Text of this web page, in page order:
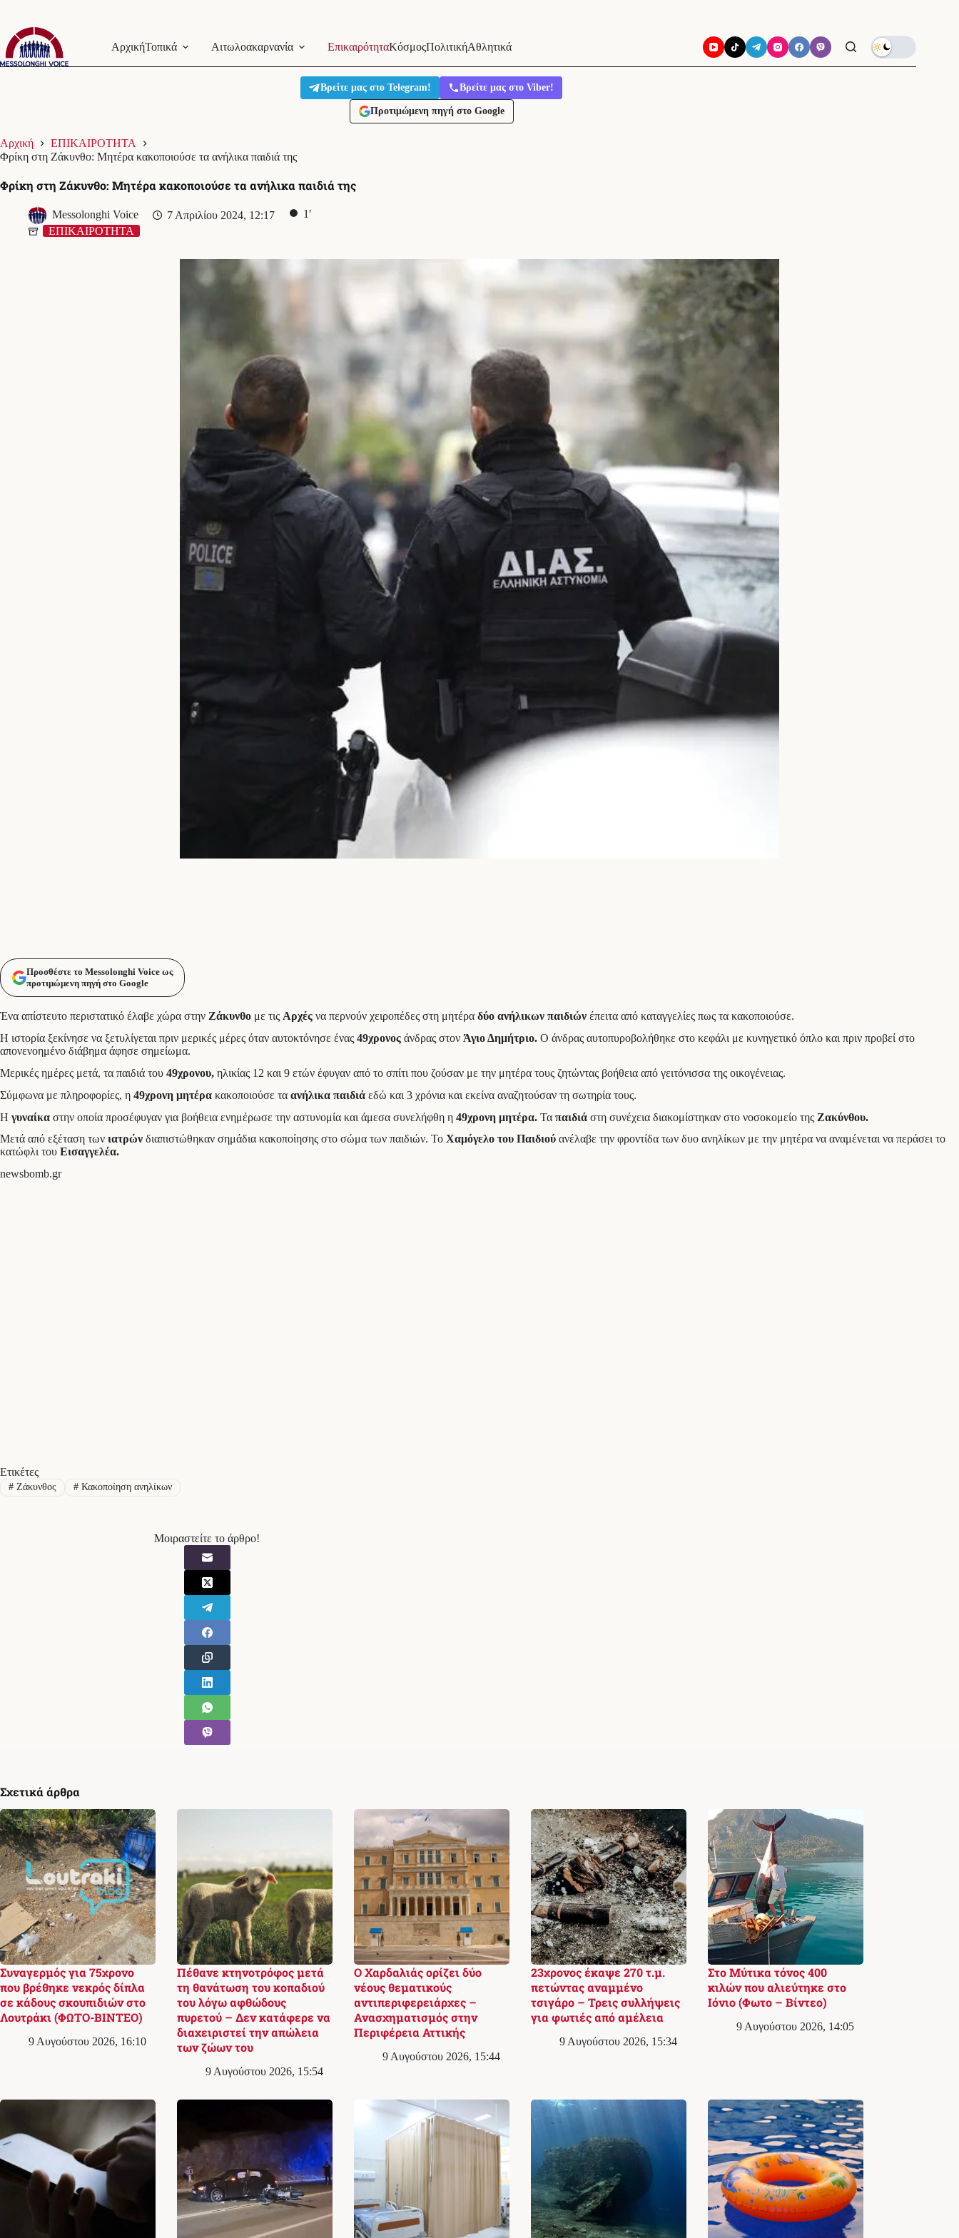
Μετάβαση
στο
περιεχόμενο
ΑρχικήΤοπικά Αιτωλοακαρνανία ΕπικαιρότηταΚόσμοςΠολιτικήΑθλητικά
Βρείτε μας στο Telegram! Βρείτε μας στο Viber!
Προτιμώμενη πηγή στο Google
Αρχική
ΕΠΙΚΑΙΡΟΤΗΤΑ
Φρίκη στη Ζάκυνθο: Μητέρα κακοποιούσε τα ανήλικα παιδιά της
Φρίκη στη Ζάκυνθο: Μητέρα κακοποιούσε τα ανήλικα παιδιά της
Messolonghi Voice 7 Απριλίου 2024, 12:17
1′
ΕΠΙΚΑΙΡΟΤΗΤΑ
Προσθέστε το Messolonghi Voice ως
προτιμώμενη πηγή στο Google
Ένα απίστευτο περιστατικό έλαβε χώρα στην Ζάκυνθο με τις Αρχές να περνούν χειροπέδες στη μητέρα δύο ανήλικων παιδιών έπειτα από καταγγελίες πως τα κακοποιούσε.
Η ιστορία ξεκίνησε να ξετυλίγεται πριν μερικές μέρες όταν αυτοκτόνησε ένας 49χρονος άνδρας στον Άγιο Δημήτριο. Ο άνδρας αυτοπυροβολήθηκε στο κεφάλι με κυνηγετικό όπλο και πριν προβεί στο
απονενοημένο διάβημα άφησε σημείωμα.
Μερικές ημέρες μετά, τα παιδιά του 49χρονου, ηλικίας 12 και 9 ετών έφυγαν από το σπίτι που ζούσαν με την μητέρα τους ζητώντας βοήθεια από γειτόνισσα της οικογένειας.
Σύμφωνα με πληροφορίες, η 49χρονη μητέρα κακοποιούσε τα ανήλικα παιδιά εδώ και 3 χρόνια και εκείνα αναζητούσαν τη σωτηρία τους.
Η γυναίκα στην οποία προσέφυγαν για βοήθεια ενημέρωσε την αστυνομία και άμεσα συνελήφθη η 49χρονη μητέρα. Τα παιδιά στη συνέχεια διακομίστηκαν στο νοσοκομείο της Ζακύνθου.
Μετά από εξέταση των ιατρών διαπιστώθηκαν σημάδια κακοποίησης στο σώμα των παιδιών. Το Χαμόγελο του Παιδιού ανέλαβε την φροντίδα των δυο ανηλίκων με την μητέρα να αναμένεται να περάσει το
κατώφλι του Εισαγγελέα.
newsbomb.gr
Ετικέτες
#Ζάκυνθος #Κακοποίηση ανηλίκων
Μοιραστείτε το άρθρο!
Σχετικά άρθρα
Συναγερμός για 75χρονο
που βρέθηκε νεκρός δίπλα
σε κάδους σκουπιδιών στο
Λουτράκι (ΦΩΤΟ-ΒΙΝΤΕΟ)
9 Αυγούστου 2026, 16:10
Πέθανε κτηνοτρόφος μετά
τη θανάτωση του κοπαδιού
του λόγω αφθώδους
πυρετού – Δεν κατάφερε να
διαχειριστεί την απώλεια
των ζώων του
9 Αυγούστου 2026, 15:54
Ο Χαρδαλιάς ορίζει δύο
νέους θεματικούς
αντιπεριφερειάρχες –
Ανασχηματισμός στην
Περιφέρεια Αττικής
9 Αυγούστου 2026, 15:44
23χρονος έκαψε 270 τ.μ.
πετώντας αναμμένο
τσιγάρο – Τρεις συλλήψεις
για φωτιές από αμέλεια
9 Αυγούστου 2026, 15:34
Στο Μύτικα τόνος 400
κιλών που αλιεύτηκε στο
Ιόνιο (Φωτο – Βίντεο)
9 Αυγούστου 2026, 14:05